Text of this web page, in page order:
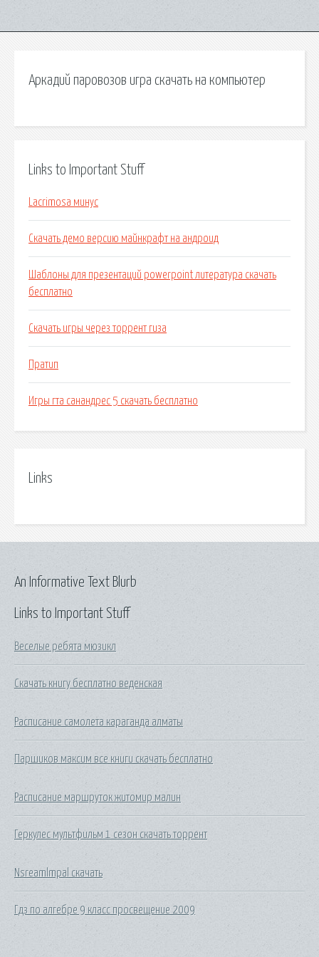
Аркадий паровозов игра скачать на компьютер
Links to Important Stuff
Lacrimosa минус
Скачать демо версию майнкрафт на андроид
Шаблоны для презентаций powerpoint литература скачать
бесплатно
Скачать игры через торрент гиза
Пратип
Игры гта санандрес 5 скачать бесплатно
Links
Links to Important Stuff
Веселые ребята мюзикл
Скачать книгу бесплатно веденская
Расписание самолета караганда алматы
Паршиков максим все книги скачать бесплатно
Расписание маршруток житомир малин
Геркулес мультфильм 1 сезон скачать торрент
Nsreamlmpal скачать
Гдз по алгебре 9 класс просвещение 2009
An Informative Text Blurb